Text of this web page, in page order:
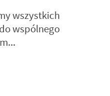
wszystkich
wspólnego